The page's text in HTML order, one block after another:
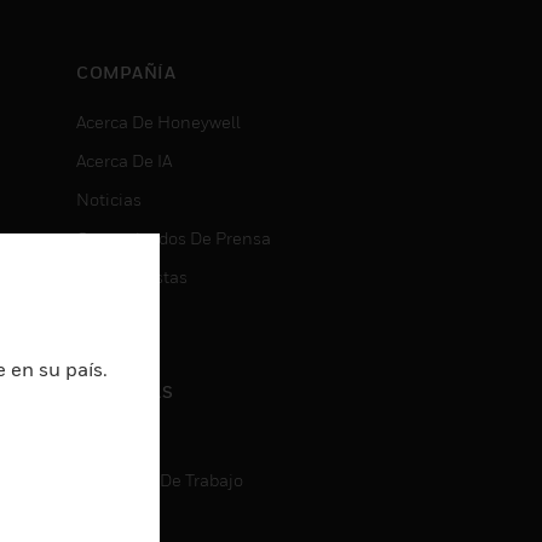
COMPAÑÍA
Acerca De Honeywell
Acerca De IA
Noticias
Comunicados De Prensa
Inversionistas
CARRERAS
Búsqueda De Trabajo
en su país.